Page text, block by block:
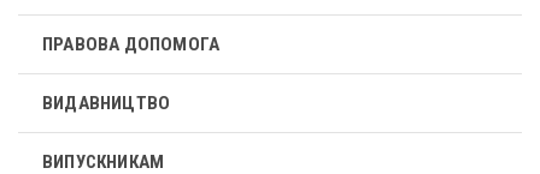
ПРАВОВА ДОПОМОГА
ВИДАВНИЦТВО
ВИПУСКНИКАМ